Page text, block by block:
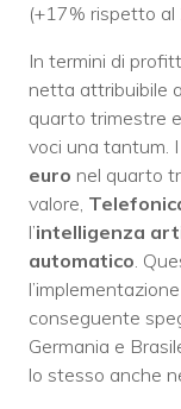
(+17% rispetto al
In termini di
netta attribuibile
quarto trimestre
voci una tantum.
euro nel quarto
valore,
l’intelligenza
automatico.
conseguente
Germania e
lo stesso anche